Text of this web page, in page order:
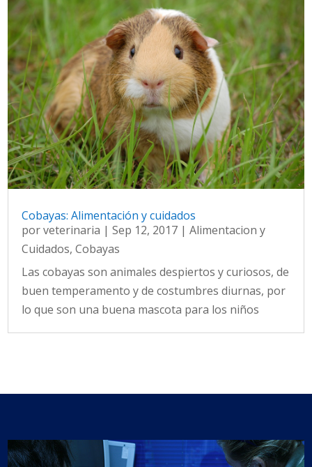
Cobayas: Alimentación y cuidados
porveterinaria |Sep 12, 2017 |Alimentacion y
Cuidados,Cobayas
Las cobayas son animales despiertos y curiosos, de
buen temperamento y de costumbres diurnas, por
lo que son una buena mascota para los niños